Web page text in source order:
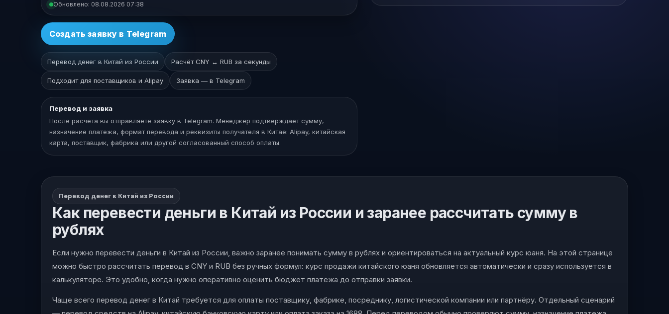
Обновлено: 08.08.2026 07:38
Создать заявку в Telegram
Перевод денег в Китай из России Расчёт CNY ↔ RUB за секунды
Подходит для поставщиков и Alipay Заявка — в Telegram
Перевод и заявка
После расчёта вы отправляете заявку в Telegram. Менеджер подтверждает сумму,
назначение платежа, формат перевода и реквизиты получателя в Китае: Alipay, китайская
карта, поставщик, фабрика или другой согласованный способ оплаты.
Перевод денег в Китай из России
Как перевести деньги в Китай из России и заранее рассчитать сумму в
рублях
Если нужно перевести деньги в Китай из России, важно заранее понимать сумму в рублях и ориентироваться на актуальный курс юаня. На этой странице
можно быстро рассчитать перевод в CNY и RUB без ручных формул: курс продажи китайского юаня обновляется автоматически и сразу используется в
калькуляторе. Это удобно, когда нужно оперативно оценить бюджет платежа до отправки заявки.
Чаще всего перевод денег в Китай требуется для оплаты поставщику, фабрике, посреднику, логистической компании или партнёру. Отдельный сценарий